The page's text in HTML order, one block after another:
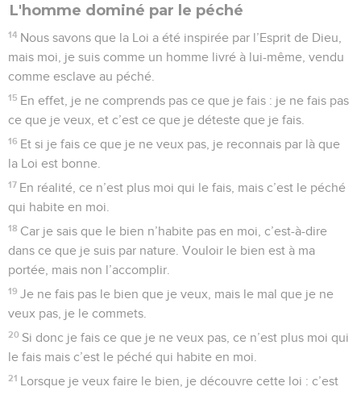
L'homme dominé par le péché
14 Nous savons que la Loi a été inspirée par l’Esprit de Dieu,
mais moi, je suis comme un homme livré à lui-même, vendu
comme esclave au péché.
15 En effet, je ne comprends pas ce que je fais : je ne fais pas
ce que je veux, et c’est ce que je déteste que je fais.
16 Et si je fais ce que je ne veux pas, je reconnais par là que
la Loi est bonne.
17 En réalité, ce n’est plus moi qui le fais, mais c’est le péché
qui habite en moi.
18 Car je sais que le bien n’habite pas en moi, c’est-à-dire
dans ce que je suis par nature. Vouloir le bien est à ma
portée, mais non l’accomplir.
19 Je ne fais pas le bien que je veux, mais le mal que je ne
veux pas, je le commets.
20 Si donc je fais ce que je ne veux pas, ce n’est plus moi qui
le fais mais c’est le péché qui habite en moi.
21 Lorsque je veux faire le bien, je découvre cette loi : c’est